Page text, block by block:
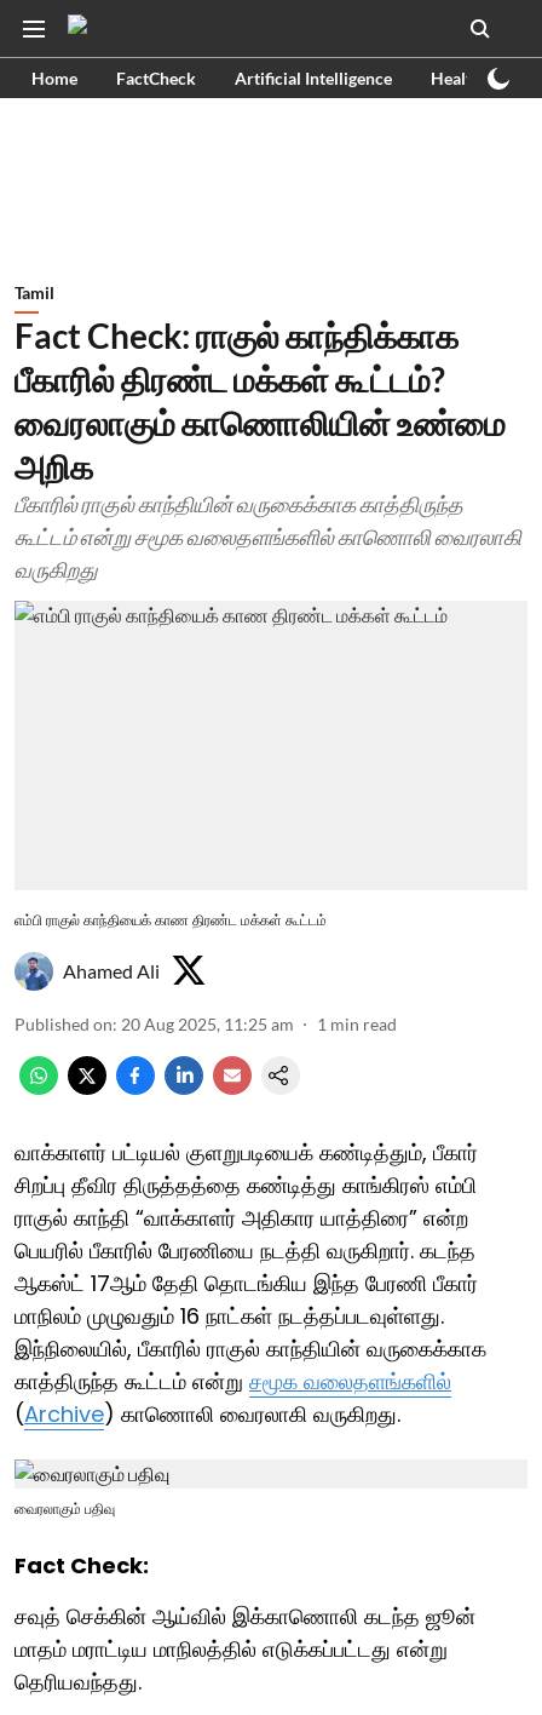
Home FactCheck Artificial Intelligence Health
Tamil
Fact Check: ராகுல் காந்திக்காக
பீகாரில் திரண்ட மக்கள் கூட்டம்?
வைரலாகும் காணொலியின் உண்மை
அறிக
பீகாரில் ராகுல் காந்தியின் வருகைக்காக காத்திருந்த
கூட்டம் என்று சமூக வலைதளங்களில் காணொலி வைரலாகி
வருகிறது
எம்பி ராகுல் காந்தியைக் காண திரண்ட மக்கள் கூட்டம்
Ahamed Ali
Published on: 20 Aug 2025, 11:25 am 1 min read
வாக்காளர் பட்டியல் குளறுபடியைக் கண்டித்தும், பீகார்
சிறப்பு தீவிர திருத்தத்தை கண்டித்து காங்கிரஸ் எம்பி
ராகுல் காந்தி “வாக்காளர் அதிகார யாத்திரை” என்ற
பெயரில் பீகாரில் பேரணியை நடத்தி வருகிறார். கடந்த
ஆகஸ்ட் 17ஆம் தேதி தொடங்கிய இந்த பேரணி பீகார்
மாநிலம் முழுவதும் 16 நாட்கள் நடத்தப்படவுள்ளது.
இந்நிலையில், பீகாரில் ராகுல் காந்தியின் வருகைக்காக
காத்திருந்த கூட்டம் என்று சமூக வலைதளங்களில்
(Archive) காணொலி வைரலாகி வருகிறது.
வைரலாகும் பதிவு
Fact Check:
சவுத் செக்கின் ஆய்வில் இக்காணொலி கடந்த ஜூன்
மாதம் மராட்டிய மாநிலத்தில் எடுக்கப்பட்டது என்று
தெரியவந்தது.